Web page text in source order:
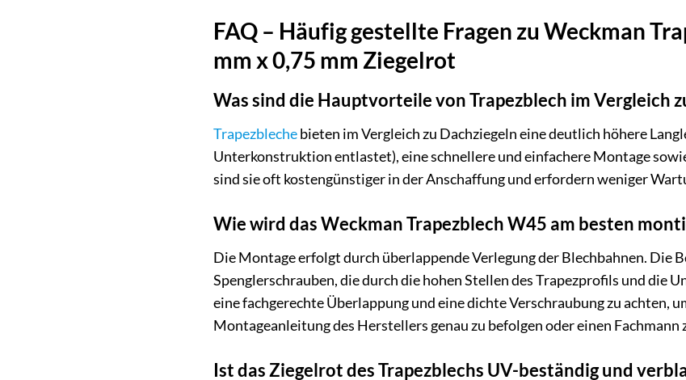
FAQ – Häufig gestellte Fragen zu Weckman
mm x 0,75 mm Ziegelrot
Was sind die Hauptvorteile von Trapezblech im Vergleich
Trapezblechebieten im Vergleich zu Dachziegeln eine deutlich höhere
Unterkonstruktion entlastet), eine schnellere und einfachere Montage
sind sie oft kostengünstiger in der Anschaffung und erfordern weniger
Wie wird das Weckman Trapezblech W45 am besten
Die Montage erfolgt durch überlappende Verlegung der Blechbahnen. Die
Spenglerschrauben, die durch die hohen Stellen des Trapezprofils und die
eine fachgerechte Überlappung und eine dichte Verschraubung zu achten,
Montageanleitung des Herstellers genau zu befolgen oder einen Fachmann
Ist das Ziegelrot des Trapezblechs UV-beständig und